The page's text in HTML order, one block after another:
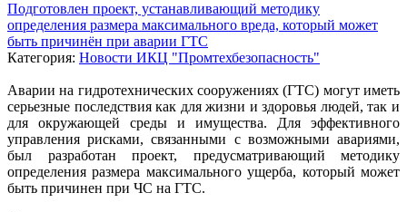
Подготовлен проект, устанавливающий методику
определения размера максимального вреда, который может
быть причинён при аварии ГТС
Категория: Новости ИКЦ "Промтехбезопасность"
Аварии на гидротехнических сооружениях (ГТС) могут иметь
серьезные последствия как для жизни и здоровья людей, так и
для окружающей среды и имущества. Для эффективного
управления рисками, связанными с возможными авариями,
был разработан проект, предусматривающий методику
определения размера максимального ущерба, который может
быть причинен при ЧС на ГТС.